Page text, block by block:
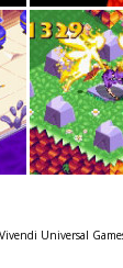
Universal